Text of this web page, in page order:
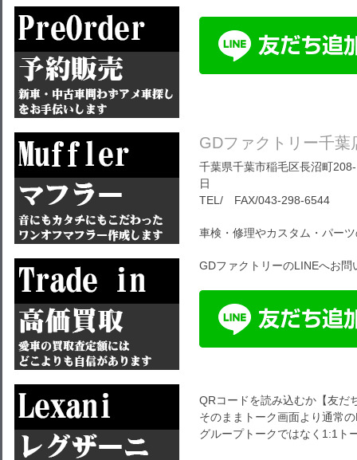
GDファクトリー千葉
千葉県千葉市稲毛区長沼町
日
TEL/ FAX/043-298-6544
車検・修理やカスタム・パー
GDファクトリーのLINEへお問
QRコードを読み込むか【友だ
そのままトーク画面より通常
グループトークではなく1:1ト